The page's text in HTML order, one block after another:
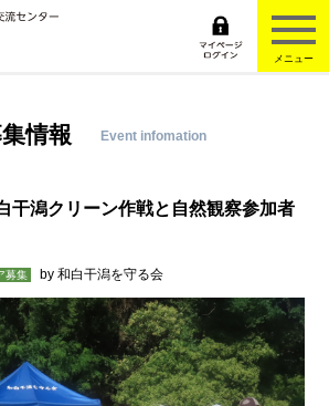
メニュー
情報 Event infomation
干潟クリーン作戦と自然観察参加者
募集 by和白干潟を守る会